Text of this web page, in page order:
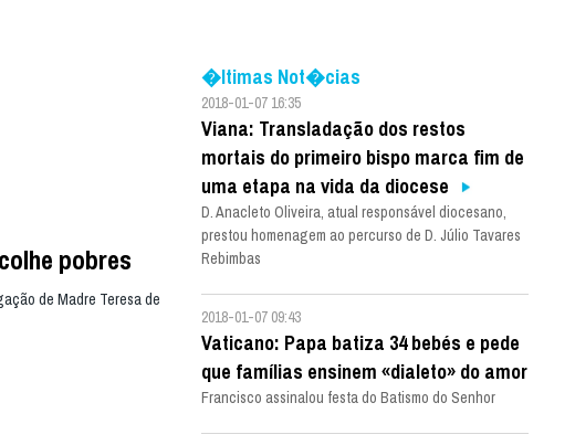
pobres
de Madre Teresa de
�ltimas Not�cias
2018-01-07 16:35
Viana: Transladação dos restos
mortais do primeiro bispo marca fim de
uma etapa na vida da diocese
D. Anacleto Oliveira, atual responsável diocesano,
prestou homenagem ao percurso de D. Júlio Tavares
Rebimbas
2018-01-07 09:43
Vaticano: Papa batiza 34 bebés e pede
que famílias ensinem «dialeto» do amor
Francisco assinalou festa do Batismo do Senhor